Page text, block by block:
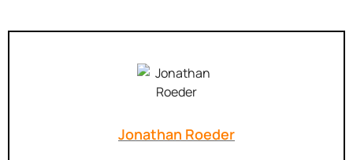
Jonathan Roeder